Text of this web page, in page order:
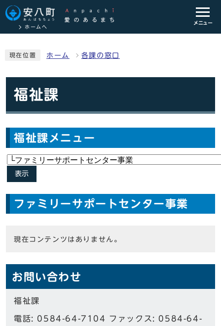
ホームへ
メニュー
現在位置 ホーム 各課の窓口
福祉課
福祉課メニュー
表示
ファミリーサポートセンター事業
現在コンテンツはありません。
お問い合わせ
福祉課
電話: 0584-64-7104 ファックス: 0584-64-